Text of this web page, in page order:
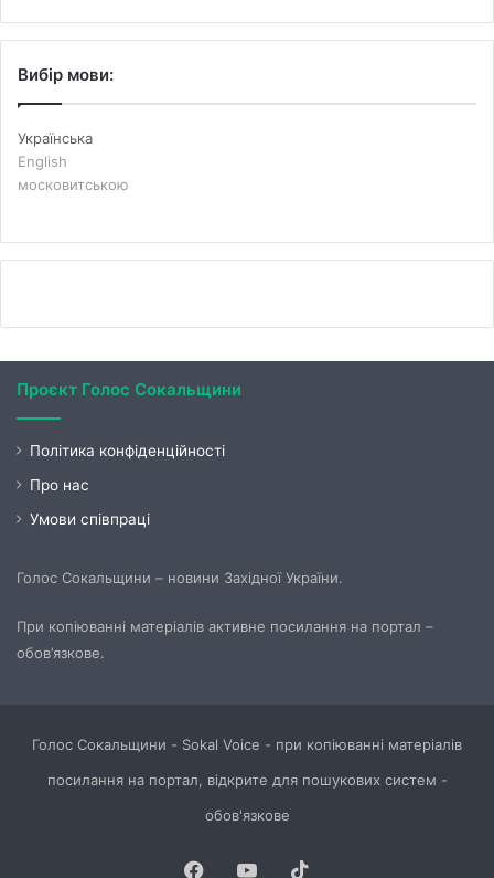
Вибір мови:
Українська
English
московитською
Проєкт Голос Сокальщини
Політика конфіденційності
Про нас
Умови співпраці
Голос Сокальщини – новини Західної України.
При копіюванні матеріалів активне посилання на портал –
обов’язкове.
Голос Сокальщини - Sokal Voice - при копіюванні матеріалів
посилання на портал, відкрите для пошукових систем -
обов'язкове
Facebook
YouTube